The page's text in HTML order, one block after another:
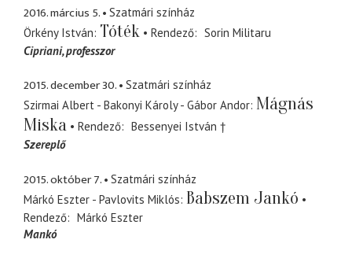
2016. március 5.
Szatmári színház
Örkény István Tóték Rendező
Sorin Militaru
Cipriani professzor
2015. december 30.
Szatmári színház
Szirmai Albert - Bakonyi Károly - Gábor Andor Mágnás
Miska
Rendező
Bessenyei István †
Szereplő
2015. október 7.
Szatmári színház
Márkó Eszter - Pavlovits Miklós Babszem Jankó
Rendező
Márkó Eszter
Mankó